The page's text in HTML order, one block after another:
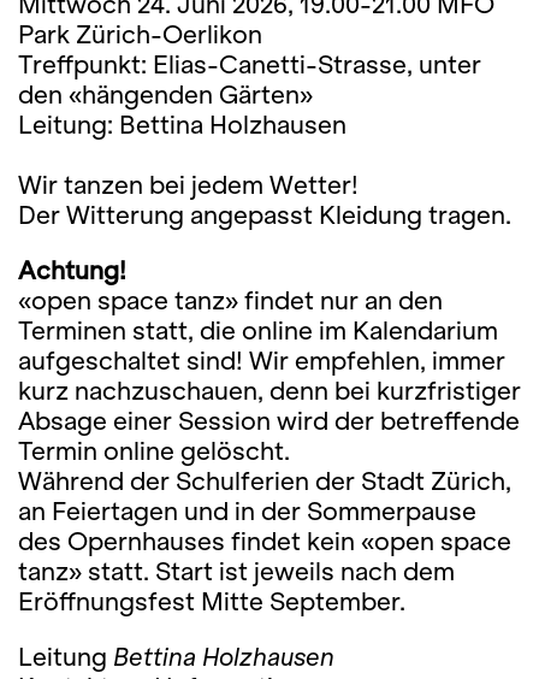
Park Zürich-Oerlikon
Treffpunkt: Elias-Canetti-Strasse, unter
den «hängenden Gärten»
Leitung: Bettina Holzhausen
Wir tanzen bei jedem Wetter!
Der Witterung angepasst Kleidung tragen.
Achtung!
«open space tanz» findet nur an den
Terminen statt, die online im Kalendarium
aufgeschaltet sind! Wir empfehlen, immer
kurz nachzuschauen, denn bei kurzfristiger
Absage einer Session wird der betreffende
Termin online gelöscht.
Während der Schulferien der Stadt Zürich,
an Feiertagen und in der Sommerpause
des Opernhauses findet kein «open space
tanz» statt. Start ist jeweils nach dem
Eröffnungsfest Mitte September.
Leitung Bettina Holzhausen